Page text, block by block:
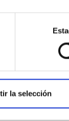
la selección